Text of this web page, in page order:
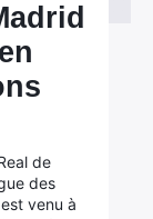
de
des
venu à